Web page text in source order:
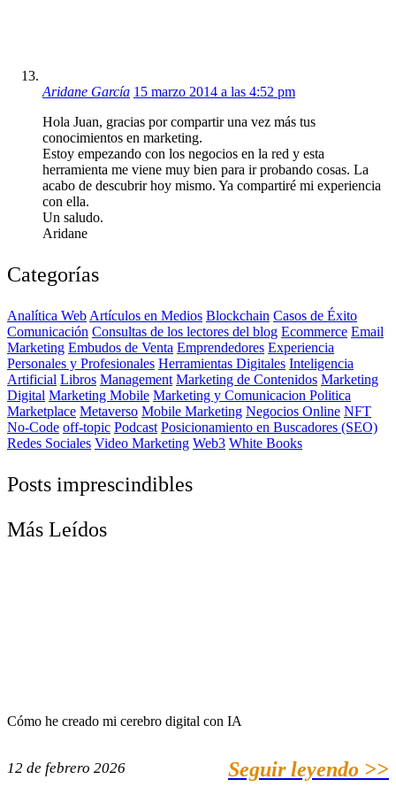
Aridane García 15 marzo 2014 a las 4:52 pm
Hola Juan, gracias por compartir una vez más tus
conocimientos en marketing.
Estoy empezando con los negocios en la red y esta
herramienta me viene muy bien para ir probando cosas. La
acabo de descubrir hoy mismo. Ya compartiré mi experiencia
con ella.
Un saludo.
Aridane
Categorías
Analítica Web Artículos en Medios Blockchain Casos de Éxito
Comunicación Consultas de los lectores del blog Ecommerce Email
Marketing Embudos de Venta Emprendedores Experiencia
Personales y Profesionales Herramientas Digitales Inteligencia
Artificial Libros Management Marketing de Contenidos Marketing
Digital Marketing Mobile Marketing y Comunicacion Politica
Marketplace Metaverso Mobile Marketing Negocios Online NFT
No-Code off-topic Podcast Posicionamiento en Buscadores (SEO)
Redes Sociales Video Marketing Web3 White Books
Posts imprescindibles
Más Leídos
Cómo he creado mi cerebro digital con IA
12 de febrero 2026 Seguir leyendo >>